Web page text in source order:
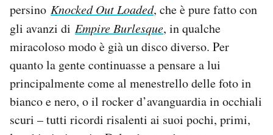
persino Knocked Out Loaded, che è pure fatto con
gli avanzi di Empire Burlesque, in qualche
miracoloso modo è già un disco diverso. Per
quanto la gente continuasse a pensare a lui
principalmente come al menestrello delle foto in
bianco e nero, o il rocker d’avanguardia in occhiali
scuri – tutti ricordi risalenti ai suoi pochi, primi,